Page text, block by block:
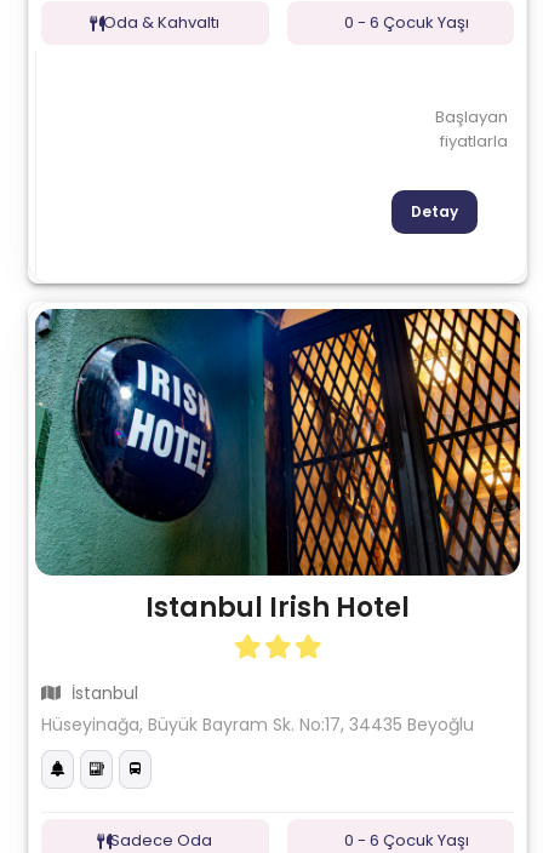
Oda & Kahvaltı 0 - 6 Çocuk Yaşı
Başlayan
fiyatlarla
Detay
Istanbul Irish Hotel
İstanbul
Hüseyinağa, Büyük Bayram Sk. No:17, 34435 Beyoğlu
Sadece Oda 0 - 6 Çocuk Yaşı